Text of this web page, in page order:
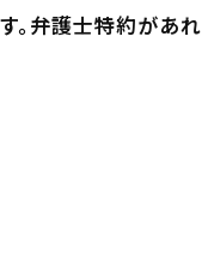
。弁護士特約があ